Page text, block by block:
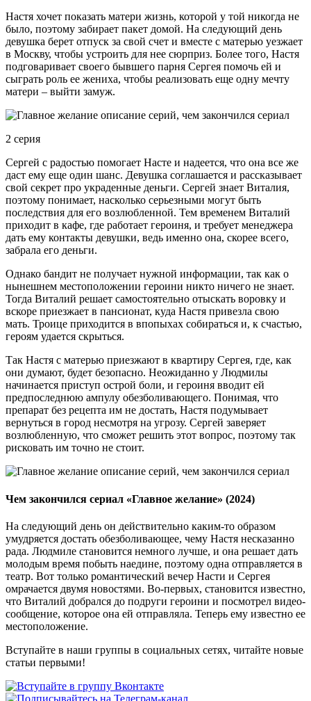
Настя хочет показать матери жизнь, которой у той никогда не
было, поэтому забирает пакет домой. На следующий день
девушка берет отпуск за свой счет и вместе с матерью уезжает
в Москву, чтобы устроить для нее сюрприз. Более того, Настя
подговаривает своего бывшего парня Сергея помочь ей и
сыграть роль ее жениха, чтобы реализовать еще одну мечту
матери – выйти замуж.
2 серия
Сергей с радостью помогает Насте и надеется, что она все же
даст ему еще один шанс. Девушка соглашается и рассказывает
свой секрет про украденные деньги. Сергей знает Виталия,
поэтому понимает, насколько серьезными могут быть
последствия для его возлюбленной. Тем временем Виталий
приходит в кафе, где работает героиня, и требует менеджера
дать ему контакты девушки, ведь именно она, скорее всего,
забрала его деньги.
Однако бандит не получает нужной информации, так как о
нынешнем местоположении героини никто ничего не знает.
Тогда Виталий решает самостоятельно отыскать воровку и
вскоре приезжает в пансионат, куда Настя привезла свою
мать. Троице приходится в впопыхах собираться и, к счастью,
героям удается скрыться.
Так Настя с матерью приезжают в квартиру Сергея, где, как
они думают, будет безопасно. Неожиданно у Людмилы
начинается приступ острой боли, и героиня вводит ей
предпоследнюю ампулу обезболивающего. Понимая, что
препарат без рецепта им не достать, Настя подумывает
вернуться в город несмотря на угрозу. Сергей заверяет
возлюбленную, что сможет решить этот вопрос, поэтому так
рисковать им точно не стоит.
Чем закончился сериал «Главное желание» (2024)
На следующий день он действительно каким-то образом
умудряется достать обезболивающее, чему Настя несказанно
рада. Людмиле становится немного лучше, и она решает дать
молодым время побыть наедине, поэтому одна отправляется в
театр. Вот только романтический вечер Насти и Сергея
омрачается двумя новостями. Во-первых, становится известно,
что Виталий добрался до подруги героини и посмотрел видео-
сообщение, которое она ей отправляла. Теперь ему известно ее
местоположение.
Вступайте в наши группы в социальных сетях, читайте новые
статьи первыми!